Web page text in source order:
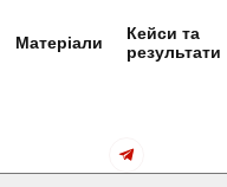
Матеріали
Кейси та
результати